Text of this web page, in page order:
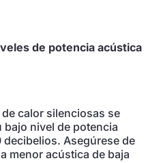
de potencia acústica
calor silenciosas se
nivel de potencia
Asegúrese de
menor acústica de baja